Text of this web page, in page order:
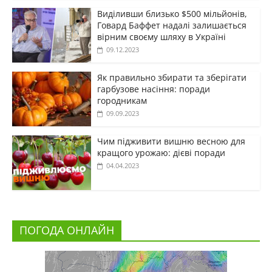
Виділивши близько $500 мільйонів,
Говард Баффет надалі залишається
вірним своєму шляху в Україні
09.12.2023
Як правильно збирати та зберігати
гарбузове насіння: поради
городникам
09.09.2023
Чим підживити вишню весною для
кращого урожаю: дієві поради
04.04.2023
ПОГОДА ОНЛАЙН